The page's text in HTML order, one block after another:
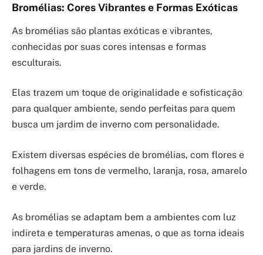
Bromélias: Cores Vibrantes e Formas Exóticas
As bromélias são plantas exóticas e vibrantes,
conhecidas por suas cores intensas e formas
esculturais.
Elas trazem um toque de originalidade e sofisticação
para qualquer ambiente, sendo perfeitas para quem
busca um jardim de inverno com personalidade.
Existem diversas espécies de bromélias, com flores e
folhagens em tons de vermelho, laranja, rosa, amarelo
e verde.
As bromélias se adaptam bem a ambientes com luz
indireta e temperaturas amenas, o que as torna ideais
para jardins de inverno.